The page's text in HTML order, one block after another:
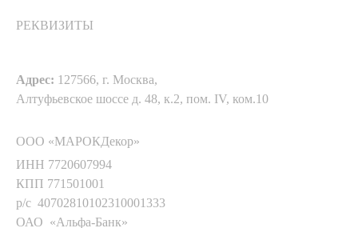
РЕКВИЗИТЫ
Адрес: 127566, г. Москва,
Алтуфьевское шоссе д. 48, к.2, пом. IV, ком.10
ООО «МАРОКДекор»
ИНН 7720607994
КПП 771501001
р/с 40702810102310001333
ОАО «Альфа-Банк»